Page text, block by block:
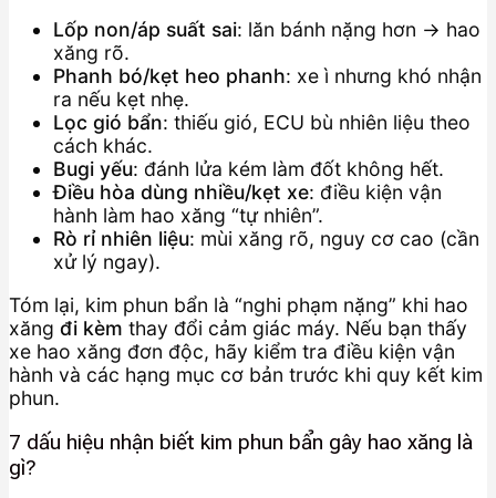
Lốp non/áp suất sai: lăn bánh nặng hơn → hao
xăng rõ.
Phanh bó/kẹt heo phanh: xe ì nhưng khó nhận
ra nếu kẹt nhẹ.
Lọc gió bẩn: thiếu gió, ECU bù nhiên liệu theo
cách khác.
Bugi yếu: đánh lửa kém làm đốt không hết.
Điều hòa dùng nhiều/kẹt xe: điều kiện vận
hành làm hao xăng “tự nhiên”.
Rò rỉ nhiên liệu: mùi xăng rõ, nguy cơ cao (cần
xử lý ngay).
Tóm lại, kim phun bẩn là “nghi phạm nặng” khi hao
xăng đi kèm thay đổi cảm giác máy. Nếu bạn thấy
xe hao xăng đơn độc, hãy kiểm tra điều kiện vận
hành và các hạng mục cơ bản trước khi quy kết kim
phun.
7 dấu hiệu nhận biết kim phun bẩn gây hao xăng là
gì?